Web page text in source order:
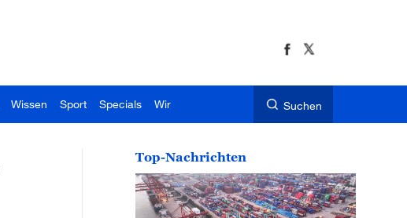
Wissen Sport Specials Wir Suchen
Top-Nachrichten